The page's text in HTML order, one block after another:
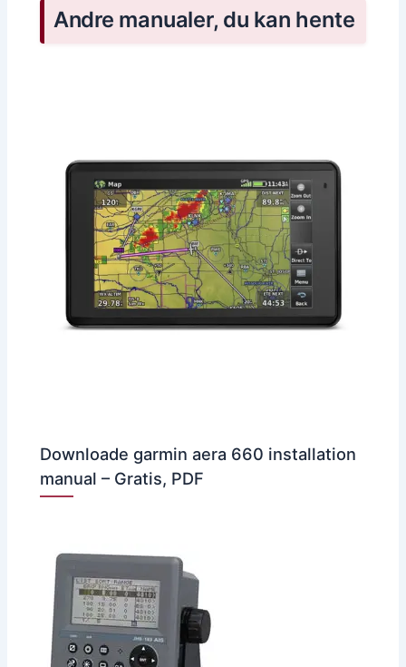
Andre manualer, du kan hente
Downloade garmin aera 660 installation
manual – Gratis, PDF